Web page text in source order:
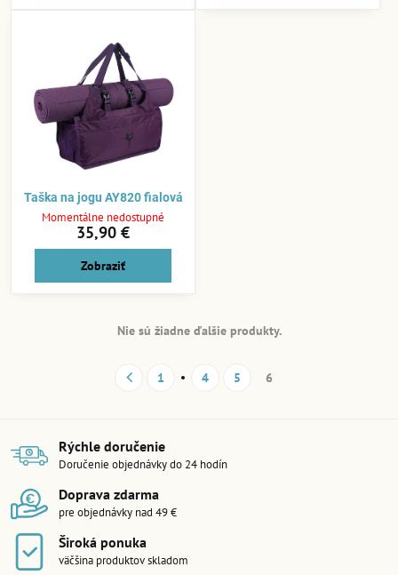
Taška na jogu AY820 fialová
Momentálne nedostupné
35,90 €
Zobraziť
Nie sú žiadne ďalšie produkty.
1 4 5 6
Rýchle doručenie
Doručenie objednávky do 24 hodín
Doprava zdarma
pre objednávky nad 49 €
Široká ponuka
väčšina produktov skladom